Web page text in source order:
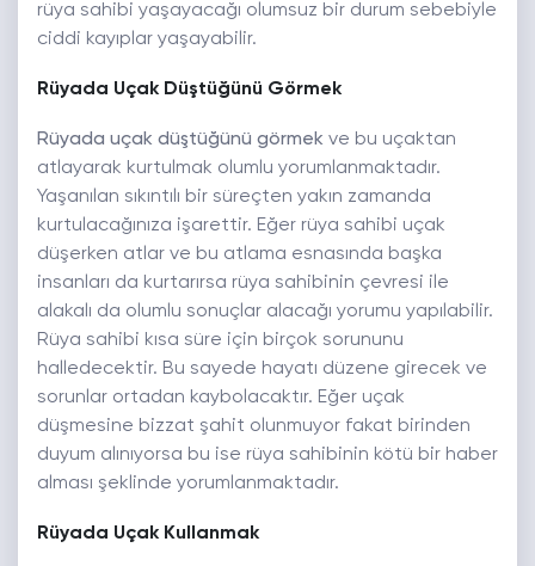
rüya sahibi yaşayacağı olumsuz bir durum sebebiyle
ciddi kayıplar yaşayabilir.
Rüyada Uçak Düştüğünü Görmek
Rüyada uçak düştüğünü görmek ve bu uçaktan
atlayarak kurtulmak olumlu yorumlanmaktadır.
Yaşanılan sıkıntılı bir süreçten yakın zamanda
kurtulacağınıza işarettir. Eğer rüya sahibi uçak
düşerken atlar ve bu atlama esnasında başka
insanları da kurtarırsa rüya sahibinin çevresi ile
alakalı da olumlu sonuçlar alacağı yorumu yapılabilir.
Rüya sahibi kısa süre için birçok sorununu
halledecektir. Bu sayede hayatı düzene girecek ve
sorunlar ortadan kaybolacaktır. Eğer uçak
düşmesine bizzat şahit olunmuyor fakat birinden
duyum alınıyorsa bu ise rüya sahibinin kötü bir haber
alması şeklinde yorumlanmaktadır.
Rüyada Uçak Kullanmak